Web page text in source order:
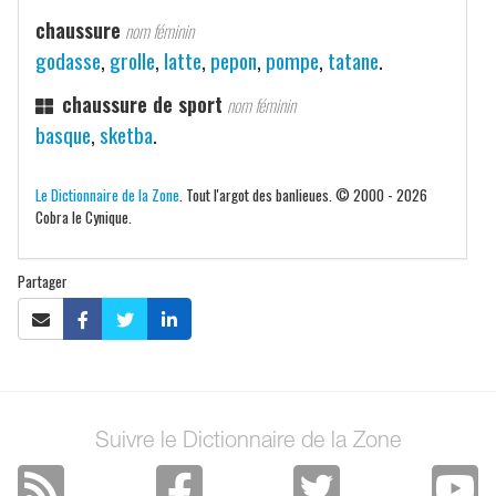
chaussure nom féminin
godasse, grolle, latte, pepon, pompe, tatane.
chaussure de sport nom féminin
basque,sketba.
Le Dictionnaire de la Zone . Tout l'argot des banlieues. © 2000 - 2026
Cobra le Cynique.
Partager
Suivre le Dictionnaire de la Zone